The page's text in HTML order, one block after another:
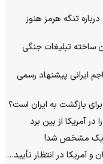
تنگه هرمز هنوز
ساخته تبلیغات جنگی
ایرانی پیشنهاد رسمی
بازگشت به ایران است؟
یک مشخص شد!
و آمریکا در انتظار تأیید…